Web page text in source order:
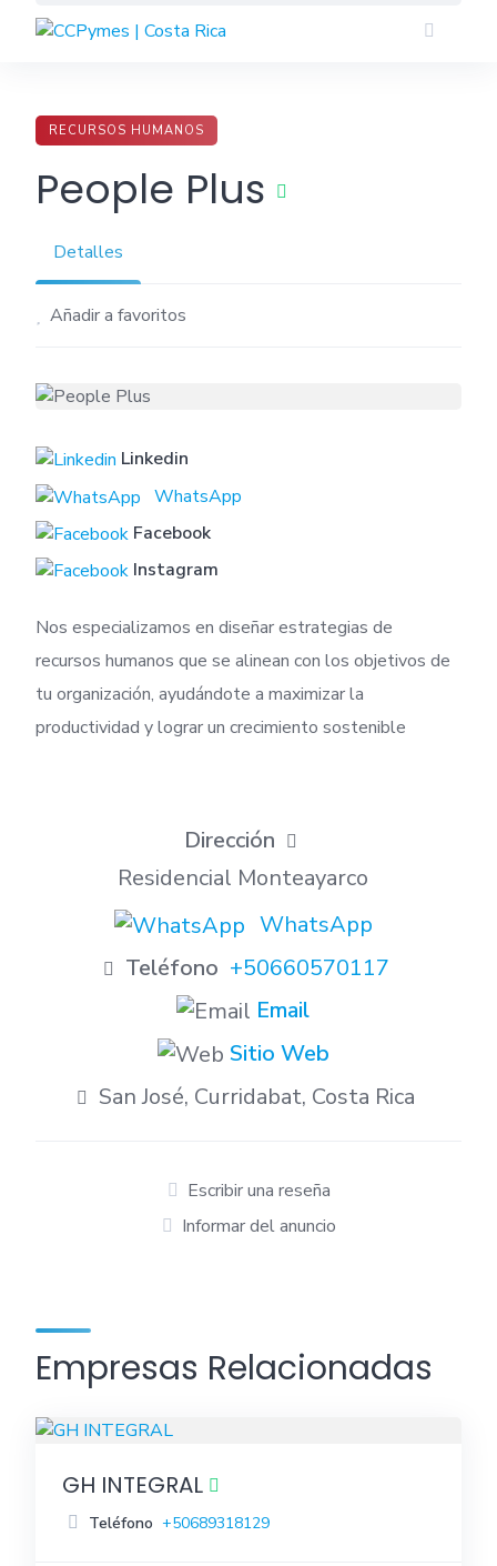
RECURSOS HUMANOS
People Plus
Detalles
Añadir a favoritos
Linkedin
WhatsApp
Facebook
Instagram
Nos especializamos en diseñar estrategias de
recursos humanos que se alinean con los objetivos de
tu organización, ayudándote a maximizar la
productividad y lograr un crecimiento sostenible
Dirección
Residencial Monteayarco
WhatsApp
Teléfono +50660570117
Email
Sitio Web
San José, Curridabat, Costa Rica
Escribir una reseña
Informar del anuncio
Empresas Relacionadas
GH INTEGRAL
Teléfono +50689318129